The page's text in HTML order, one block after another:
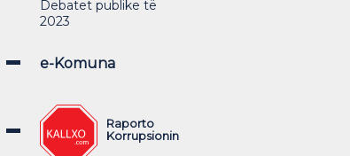
Debatet publike të
2023
e-Komuna
Raporto
Korrupsionin